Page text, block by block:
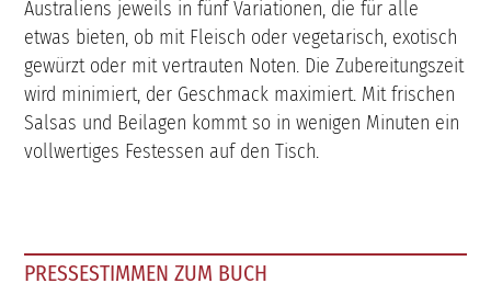
Australiens jeweils in fünf Variationen, die für alle
etwas bieten, ob mit Fleisch oder vegetarisch, exotisch
gewürzt oder mit vertrauten Noten. Die Zubereitungszeit
wird minimiert, der Geschmack maximiert. Mit frischen
Salsas und Beilagen kommt so in wenigen Minuten ein
vollwertiges Festessen auf den Tisch.
PRESSESTIMMEN ZUM BUCH